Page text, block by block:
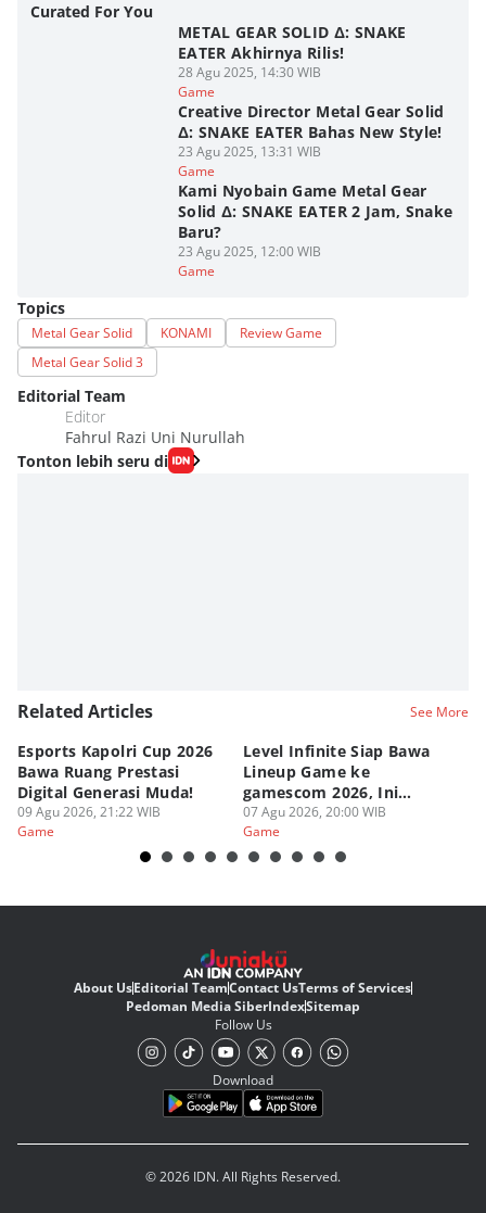
Curated For You
METAL GEAR SOLID Δ: SNAKE
EATER Akhirnya Rilis!
28 Agu 2025, 14:30 WIB
Game
Creative Director Metal Gear Solid
Δ: SNAKE EATER Bahas New Style!
23 Agu 2025, 13:31 WIB
Game
Kami Nyobain Game Metal Gear
Solid Δ: SNAKE EATER 2 Jam, Snake
Baru?
23 Agu 2025, 12:00 WIB
Game
Topics
Metal Gear Solid KONAMI
Review Game
Metal Gear Solid 3
Editorial Team
Editor
Fahrul Razi Uni Nurullah
Tonton lebih seru di
Related Articles See More
Esports Kapolri Cup 2026
Bawa Ruang Prestasi
Digital Generasi Muda!
09 Agu 2026, 21:22 WIB
Game
Level Infinite Siap Bawa
Lineup Game ke
gamescom 2026, Ini
Judulnya!
07 Agu 2026, 20:00 WIB
Game
About UsEditorial TeamContact UsTerms of Services
Pedoman Media SiberIndexSitemap
Follow Us
Download
© 2026 IDN. All Rights Reserved.